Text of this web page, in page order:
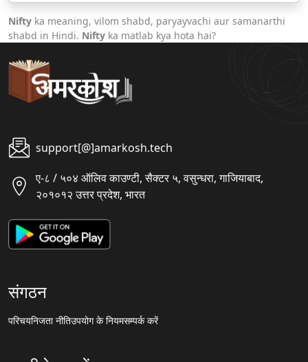
Nifty ka meaning, vilom shabd, paryayvachi aur samanarthi
shabd in Hindi. Nifty ka matlab kya hota hai?
support[@]amarkosh.tech
ए-८ / ५०४ ऑलिव काउण्टी, सैक्टर ५, वसुन्धरा, गाजियाबाद,
२०१०१२ उत्तर प्रदेश, भारत
संगठन
परिचयनिजता नीतिउपयोग के नियमसम्पर्क करें